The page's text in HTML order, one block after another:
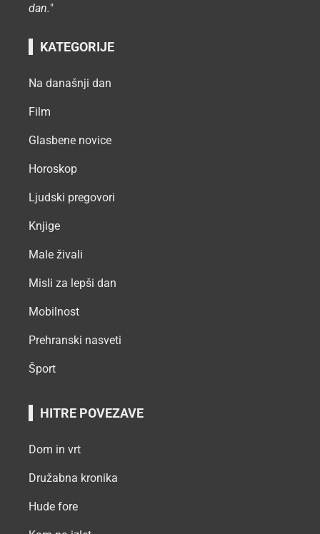
dan."
KATEGORIJE
Na današnji dan
Film
Glasbene novice
Horoskop
Ljudski pregovori
Knjige
Male živali
Misli za lepši dan
Mobilnost
Prehranski nasveti
Šport
HITRE POVEZAVE
Dom in vrt
Družabna kronika
Hude fore